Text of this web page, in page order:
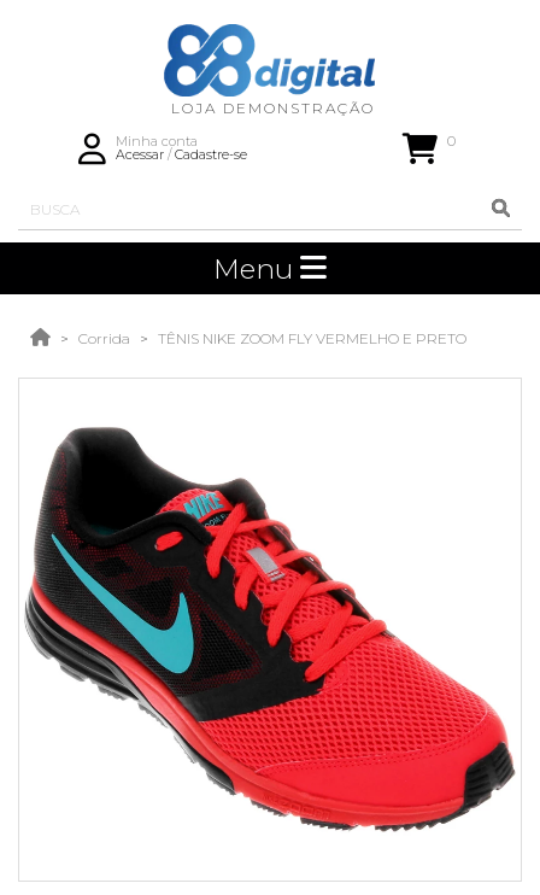
Minha conta
Acessar/Cadastre-se
0
Menu
Corrida TÊNIS NIKE ZOOM FLY VERMELHO E PRETO